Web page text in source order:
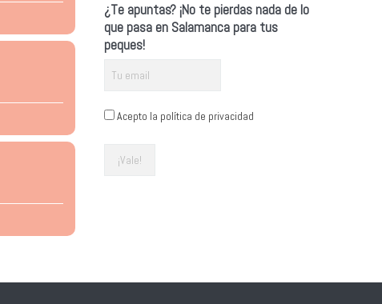
¿Te apuntas? ¡No te pierdas nada de lo
que pasa en Salamanca para tus
peques!
Acepto la política de privacidad